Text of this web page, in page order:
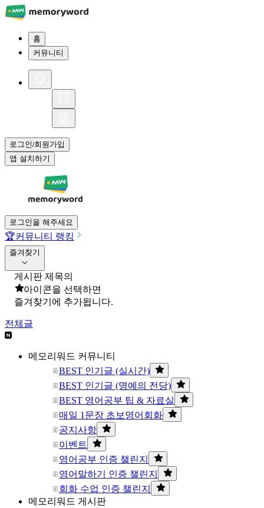
홈
커뮤니티
로그인/회원가입
앱 설치하기
로그인을 해주세요
🏆커뮤니티 랭킹
즐겨찾기
게시판 제목의
아이콘을 선택하면
즐겨찾기에 추가됩니다.
전체글
메모리워드 커뮤니티
BEST 인기글 (실시간)
BEST 인기글 (명예의 전당)
BEST 영어공부 팁 & 자료실
매일 1문장 초보영어회화
공지사항
이벤트
영어공부 인증 챌린지
영어말하기 인증 챌린지
회화 수업 인증 챌린지
메모리워드 게시판